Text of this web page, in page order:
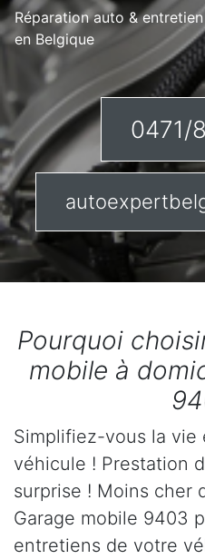
Réparation auto &
en Belgique
0471/
Pourquoi
mobile à
Simplifiez-vous la vie
véhicule ! Prestation
surprise ! Moins cher
Garage mobile 9403
entretiens de votre